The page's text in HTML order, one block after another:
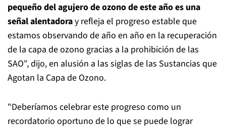
pequeño del agujero de ozono de este año es una
señal alentadoray refleja el progreso estable que
estamos observando de año en año en la recuperación
de la capa de ozono gracias a la prohibición de las
SAO", dijo, en alusión a las siglas de las Sustancias que
Agotan la Capa de Ozono.
"Deberíamos celebrar este progreso como un
recordatorio oportuno de lo que se puede lograr